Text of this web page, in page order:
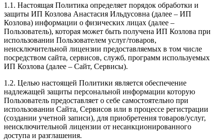
1.1. Настоящая Политика определяет порядок обработки и
защиты ИП Козлова Анастасия Ильдусовна (далее – ИП
Козлова) информации о физических лицах (далее –
Пользователь), которая может быть получена ИП Козлова при
использовании Пользователем услуг/товаров,
неисключительной лицензии предоставляемых в том числе
посредством сайта, сервисов, служб, программ используемых
ИП Козлова (далее – Сайт, Сервисы).
1.2. Целью настоящей Политики является обеспечение
надлежащей защиты персональной информации которую
Пользователь предоставляет о себе самостоятельно при
использовании Сайта, Сервисов или в процессе регистрации
(создании учетной записи), для приобретения товаров/услуг,
неисключительной лицензии от несанкционированного
доступа и разглашения.